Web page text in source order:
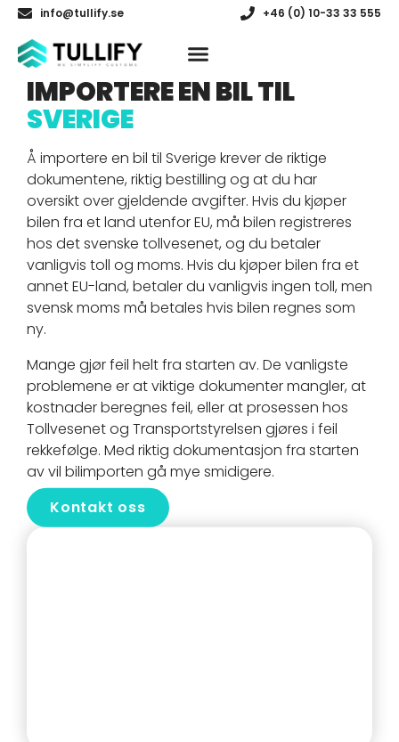
info@tullify.se +46 (0) 10-33 33 555
IMPORTERE EN BIL TIL
SVERIGE
Å importere en bil til Sverige krever de riktige
dokumentene, riktig bestilling og at du har
oversikt over gjeldende avgifter. Hvis du kjøper
bilen fra et land utenfor EU, må bilen registreres
hos det svenske tollvesenet, og du betaler
vanligvis toll og moms. Hvis du kjøper bilen fra et
annet EU-land, betaler du vanligvis ingen toll, men
svensk moms må betales hvis bilen regnes som
ny.
Mange gjør feil helt fra starten av. De vanligste
problemene er at viktige dokumenter mangler, at
kostnader beregnes feil, eller at prosessen hos
Tollvesenet og Transportstyrelsen gjøres i feil
rekkefølge. Med riktig dokumentasjon fra starten
av vil bilimporten gå mye smidigere.
Kontakt oss